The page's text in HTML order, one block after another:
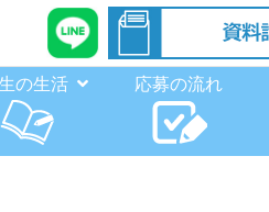
の生活 応募の流れ